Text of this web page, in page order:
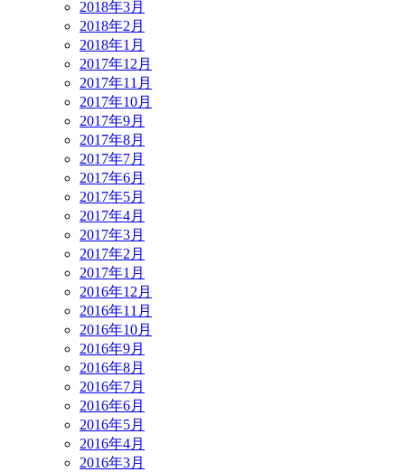
2018年3月
2018年2月
2018年1月
2017年12月
2017年11月
2017年10月
2017年9月
2017年8月
2017年7月
2017年6月
2017年5月
2017年4月
2017年3月
2017年2月
2017年1月
2016年12月
2016年11月
2016年10月
2016年9月
2016年8月
2016年7月
2016年6月
2016年5月
2016年4月
2016年3月